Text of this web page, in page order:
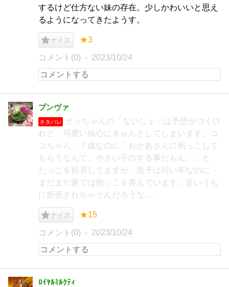
するけど仕方ない妹の存在。少しかわいいと思え
るようになってきたようす。
ナイス ★3
コメント(0) 2023/10/24
プンヴァ
ネタバレ
ナッちゃんの「ないしょ」は予想がつくけ
れど、可愛い妹心にきゅんとしてしまいます。コ
コちゃん、７歳なのに「おかあさんに抱っこして
もらうなんて、小さい子のする事だもん。」と、
だっこを拒否してますが、息子は同い年なのに・
まだまだ家では抱っこを喜んでいます。近いうち
に拒否されちゃうんだろうな…。
ナイス ★15
コメント(0) 2023/10/24
ﾛｲﾔﾙﾐﾙｸﾃｨ